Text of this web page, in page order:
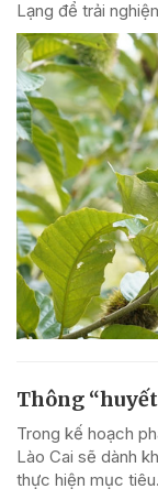
Lạng để trải
Thông
Trong kế hoạch
Lào Cai sẽ dành
thực hiện mục tiêu.